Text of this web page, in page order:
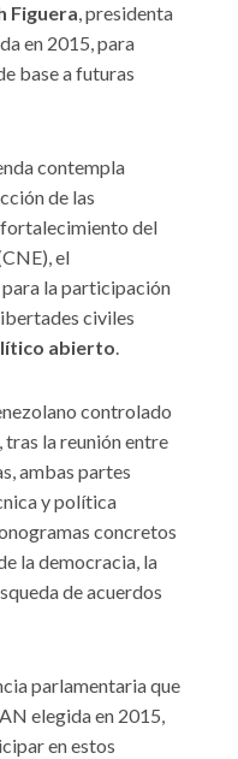
Figuera, presidenta
en 2015, para
base a futuras
contempla
de las
del
el
la participación
civiles
abierto.
controlado
la reunión entre
ambas partes
y política
concretos
la democracia, la
de acuerdos
parlamentaria que
elegida en 2015,
en estos